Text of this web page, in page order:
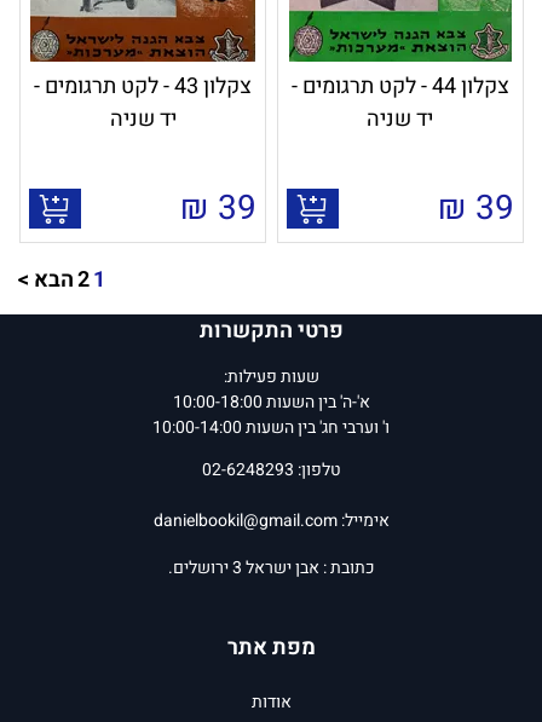
צקלון 44 - לקט תרגומים -
יד שניה
39
₪
צקלון 43 - לקט תרגומים -
יד שניה
39
₪
1
2הבא >
פרטי התקשרות
שעות פעילות:
א'-ה' בין השעות 10:00-18:00
ו' וערבי חג' בין השעות 10:00-14:00
טלפון: 02-6248293
אימייל:danielbookil@gmail.com
כתובת : אבן ישראל 3 ירושלים.
מפת אתר
אודות